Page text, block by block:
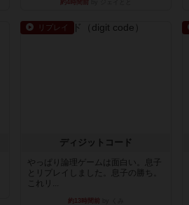
約4時間前
リプレイ
ディジットコード
やっぱり論理ゲームは面白い。息子
とリプレイしました。息子の勝ち。
これリ...
約13時間前